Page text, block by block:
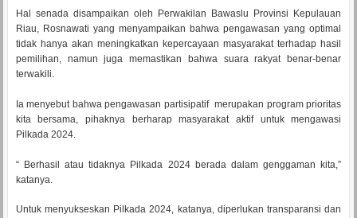
Hal senada disampaikan oleh Perwakilan Bawaslu Provinsi Kepulauan
Riau, Rosnawati yang menyampaikan bahwa pengawasan yang optimal
tidak hanya akan meningkatkan kepercayaan masyarakat terhadap hasil
pemilihan, namun juga memastikan bahwa suara rakyat benar-benar
terwakili.
Ia menyebut bahwa pengawasan partisipatif merupakan program prioritas
kita bersama, pihaknya berharap masyarakat aktif untuk mengawasi
Pilkada 2024.
“ Berhasil atau tidaknya Pilkada 2024 berada dalam genggaman kita,”
katanya.
Untuk menyukseskan Pilkada 2024, katanya, diperlukan transparansi dan